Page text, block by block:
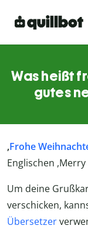
Was heißt
gutes
,Frohe
Englischen ,Merry
Um deine
verschicken,
Übersetzer